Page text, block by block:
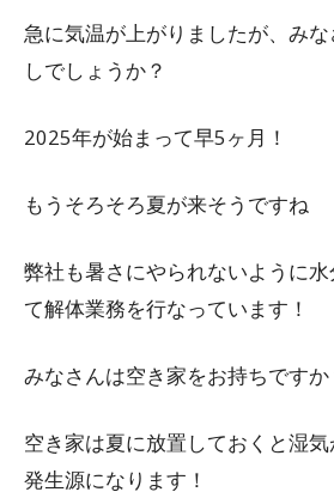
急に気温が上がりましたが、み
しでしょうか？
2025年が始まって早5ヶ月！
もうそろそろ夏が来そうですね
弊社も暑さにやられないように
て解体業務を行なっています！
みなさんは空き家をお持ちですか
空き家は夏に放置しておくと湿
発生源になります！